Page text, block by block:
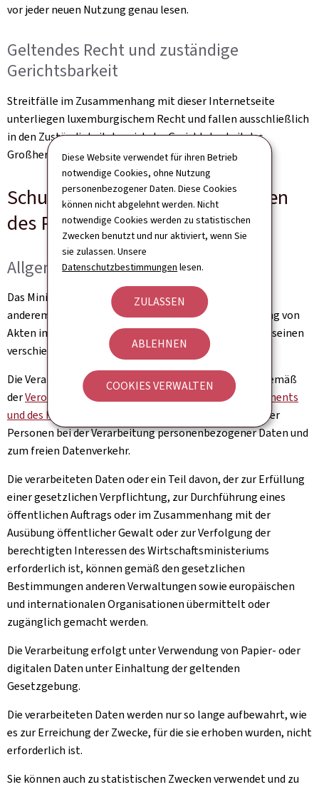
Diese Website verwendet für ihren Betrieb
notwendige Cookies, ohne Nutzung
personenbezogener Daten. Diese Cookies
können nicht abgelehnt werden. Nicht
notwendige Cookies werden zu statistischen
Zwecken benutzt und nur aktiviert, wenn Sie
sie zulassen. Unsere
Datenschutzbestimmungen lesen.
ZULASSEN
ABLEHNEN
COOKIES VERWALTEN
vor jeder neuen Nutzung genau lesen.
Geltendes Recht und zuständige
Gerichtsbarkeit
Streitfälle im Zusammenhang mit dieser Internetseite
unterliegen luxemburgischem Recht und fallen ausschließlich
in den Zuständigkeitsbereich der Gerichtsbarkeit des
Großherzogtums Luxemburg.
Schutz personenbezogener Daten
des Portals
Allgemeines
Das Ministerium für Wirtschaft erhebt und nutzt unter
anderem personenbezogene Daten, um die Bearbeitung von
Akten im Rahmen der gesetzlichen Bestimmungen zu seinen
verschiedenen Zuständigkeiten zu ermöglichen.
Die Verarbeitung personenbezogener Daten erfolgt gemäß
derVerordnung (EU) 2016/679 des Europäischen Parlaments
und des Rates vom 27. April 2016
zum Schutz natürlicher
Personen bei der Verarbeitung personenbezogener Daten und
zum freien Datenverkehr.
Die verarbeiteten Daten oder ein Teil davon, der zur Erfüllung
einer gesetzlichen Verpflichtung, zur Durchführung eines
öffentlichen Auftrags oder im Zusammenhang mit der
Ausübung öffentlicher Gewalt oder zur Verfolgung der
berechtigten Interessen des Wirtschaftsministeriums
erforderlich ist, können gemäß den gesetzlichen
Bestimmungen anderen Verwaltungen sowie europäischen
und internationalen Organisationen übermittelt oder
zugänglich gemacht werden.
Die Verarbeitung erfolgt unter Verwendung von Papier- oder
digitalen Daten unter Einhaltung der geltenden
Gesetzgebung.
Die verarbeiteten Daten werden nur so lange aufbewahrt, wie
es zur Erreichung der Zwecke, für die sie erhoben wurden, nicht
erforderlich ist.
Sie können auch zu statistischen Zwecken verwendet und zu